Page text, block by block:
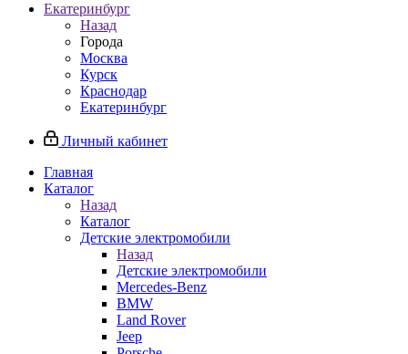
Екатеринбург
Назад
Города
Москва
Курск
Краснодар
Екатеринбург
Личный кабинет
Главная
Каталог
Назад
Каталог
Детские электромобили
Назад
Детские электромобили
Mercedes-Benz
BMW
Land Rover
Jeep